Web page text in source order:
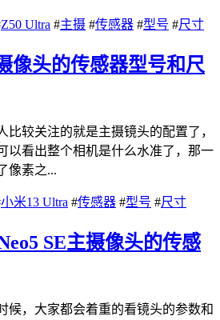
Z50 Ultra #主摄 #传感器 #型号 #尺寸
像头的传感器型号和尺
比较关注的就是主摄镜头的配置了，
以看出整个相机是什么水准了，那一
像素之...
小米13 Ultra #传感器 #型号 #尺寸
SE主摄像头的传感
候，大家都会着重的看镜头的参数和